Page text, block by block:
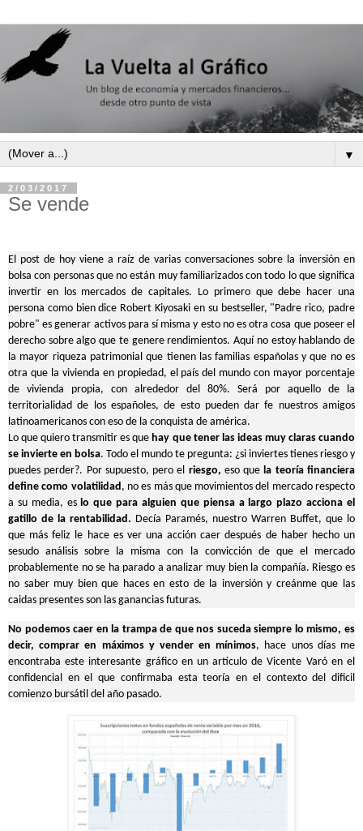
▼
2/03/2017
Se vende
El post de hoy viene a raíz de varias conversaciones sobre la inversión en
bolsa con personas que no están muy familiarizados con todo lo que significa
invertir en los mercados de capitales. Lo primero que debe hacer una
persona como bien dice Robert Kiyosaki en su bestseller, "Padre rico, padre
pobre" es generar activos para sí misma y esto no es otra cosa que poseer el
derecho sobre algo que te genere rendimientos. Aquí no estoy hablando de
la mayor riqueza patrimonial que tienen las familias españolas y que no es
otra que la vivienda en propiedad, el país del mundo con mayor porcentaje
de vivienda propia, con alrededor del 80%. Será por aquello de la
territorialidad de los españoles, de esto pueden dar fe nuestros amigos
latinoamericanos con eso de la conquista de américa.
Lo que quiero transmitir es quehay que tener las ideas muy claras cuando
se invierte en bolsa. Todo el mundo te pregunta: ¿si inviertes tienes riesgo y
puedes perder?. Por supuesto, pero el riesgo, eso quela teoría financiera
define como volatilidad, no es más que movimientos del mercado respecto
a su media, eslo que para alguien que piensa a largo plazo acciona el
gatillo de la rentabilidad. Decía Paramés, nuestro Warren Buffet, que lo
que más feliz le hace es ver una acción caer después de haber hecho un
sesudo análisis sobre la misma con la convicción de que el mercado
probablemente no se ha parado a analizar muy bien la compañía. Riesgo es
no saber muy bien que haces en esto de la inversión y creánme que las
caidas presentes son las ganancias futuras.
No podemos caer en la trampa de que nos suceda siempre lo mismo, es
decir, comprar en máximos y vender en mínimos, hace unos días me
encontraba este interesante gráfico en un artículo de Vicente Varó en el
confidencial en el que confirmaba esta teoría en el contexto del dificil
comienzo bursátil del año pasado.